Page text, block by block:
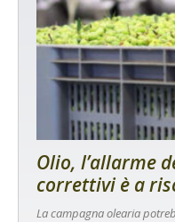
Olio, l’allarme
correttivi è a
La campagna olearia